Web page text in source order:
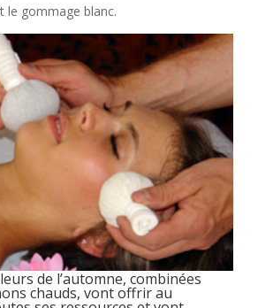
le gommage blanc.
de l’automne, combinées
chauds, vont offrir au